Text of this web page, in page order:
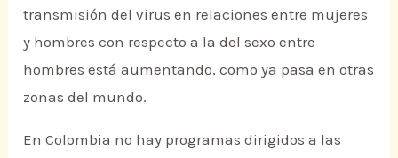
transmisión del virus en relaciones entre mujeres
y hombres con respecto a la del sexo entre
hombres está aumentando, como ya pasa en otras
zonas del mundo.
En Colombia no hay programas dirigidos a las